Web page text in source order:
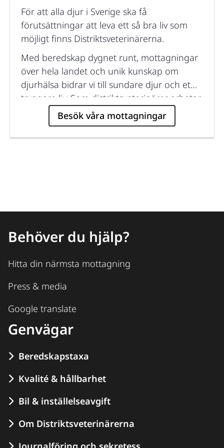
För att alla djur i Sverige ska få
förutsättningar att leva ett så bra liv som
möjligt finns Distriktsveterinärerna.
Med beredskap dygnet runt, mottagningar
över hela landet och unik kunskap om
djurhälsa bidrar vi till sundare djur och ett
tryggare liv. Som distriktsveterinärer arbetar
vi på uppdrag av privatpersoner, företag
och myndigheter.
Besök våra mottagningar
Behöver du hjälp?
Hitta din närmsta mottagning
Press & media
Google translate
Genvägar
Beredskapstaxa
Kvalité & hållbarhet
Bil & inställelseavgift
Om Distriktsveterinärerna